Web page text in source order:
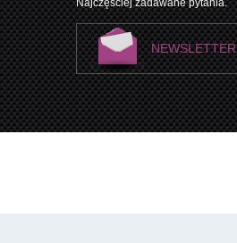
NEWSLETTER